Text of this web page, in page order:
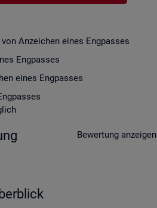
An­zei­chen eines Eng­pas­ses
Eng­pas­ses
eines Eng­pas­ses
Be­wer­tung an­zei­gen